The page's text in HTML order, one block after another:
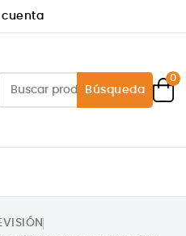
cuenta
Búsqueda
0